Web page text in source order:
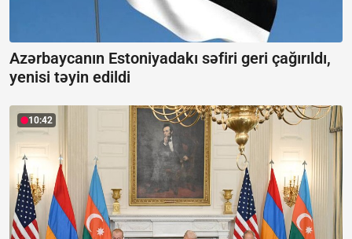
Azərbaycanın Estoniyadakı səfiri geri çağırıldı,
yenisi təyin edildi
10:42